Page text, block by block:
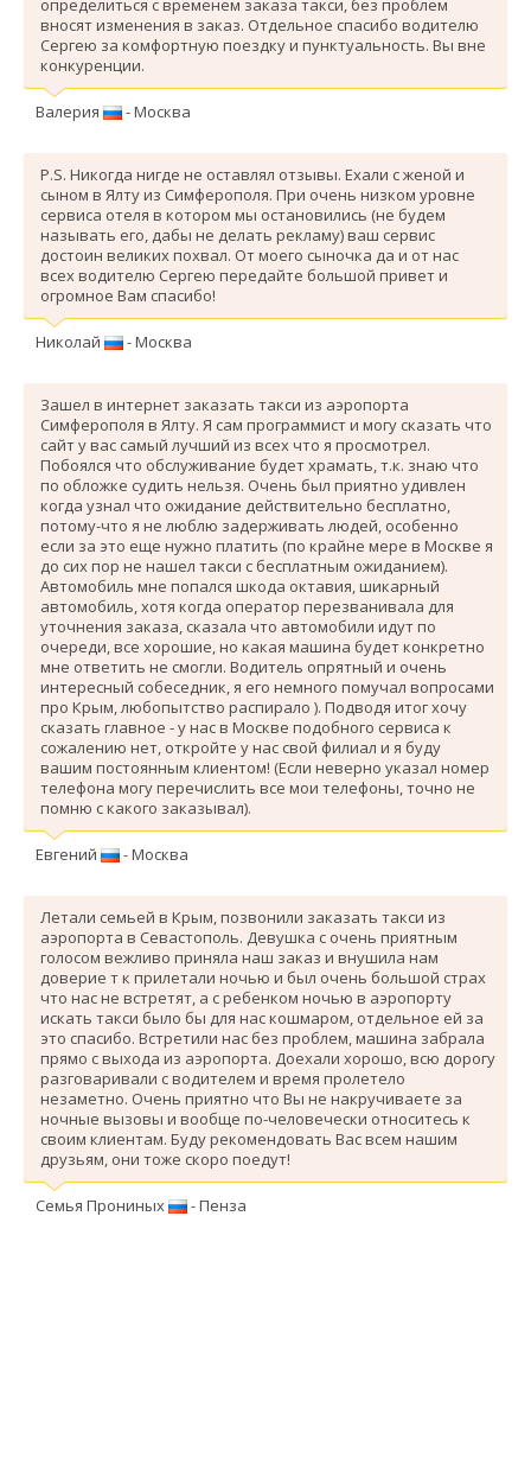
вносят изменения в заказ. Отдельное спасибо водителю
Сергею за комфортную поездку и пунктуальность. Вы вне
конкуренции.
Валерия - Москва
P.S. Никогда нигде не оставлял отзывы. Ехали с женой и
сыном в Ялту из Симферополя. При очень низком уровне
сервиса отеля в котором мы остановились (не будем
называть его, дабы не делать рекламу) ваш сервис
достоин великих похвал. От моего сыночка да и от нас
всех водителю Сергею передайте большой привет и
огромное Вам спасибо!
Николай - Москва
Зашел в интернет заказать такси из аэропорта
Симферополя в Ялту. Я сам программист и могу сказать что
сайт у вас самый лучший из всех что я просмотрел.
Побоялся что обслуживание будет храмать, т.к. знаю что
по обложке судить нельзя. Очень был приятно удивлен
когда узнал что ожидание действительно бесплатно,
потому-что я не люблю задерживать людей, особенно
если за это еще нужно платить (по крайне мере в Москве я
до сих пор не нашел такси с бесплатным ожиданием).
Автомобиль мне попался шкода октавия, шикарный
автомобиль, хотя когда оператор перезванивала для
уточнения заказа, сказала что автомобили идут по
очереди, все хорошие, но какая машина будет конкретно
мне ответить не смогли. Водитель опрятный и очень
интересный собеседник, я его немного помучал вопросами
про Крым, любопытство распирало ). Подводя итог хочу
сказать главное - у нас в Москве подобного сервиса к
сожалению нет, откройте у нас свой филиал и я буду
вашим постоянным клиентом! (Если неверно указал номер
телефона могу перечислить все мои телефоны, точно не
помню с какого заказывал).
Евгений - Москва
Летали семьей в Крым, позвонили заказать такси из
аэропорта в Севастополь. Девушка с очень приятным
голосом вежливо приняла наш заказ и внушила нам
доверие т к прилетали ночью и был очень большой страх
что нас не встретят, а с ребенком ночью в аэропорту
искать такси было бы для нас кошмаром, отдельное ей за
это спасибо. Вcтретили нас без проблем, машина забрала
прямо с выхода из аэропорта. Доехали хорошо, всю дорогу
разговаривали с водителем и время пролетело
незаметно. Очень приятно что Вы не накручиваете за
ночные вызовы и вообще по-человечески относитесь к
своим клиентам. Буду рекомендовать Вас всем нашим
друзьям, они тоже скоро поедут!
Семья Прониных - Пенза